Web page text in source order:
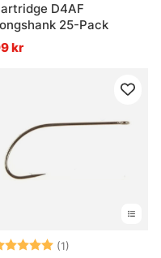
D4AF
25-Pack
kr
(1)